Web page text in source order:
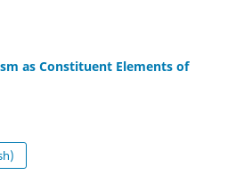
as Constituent Elements of